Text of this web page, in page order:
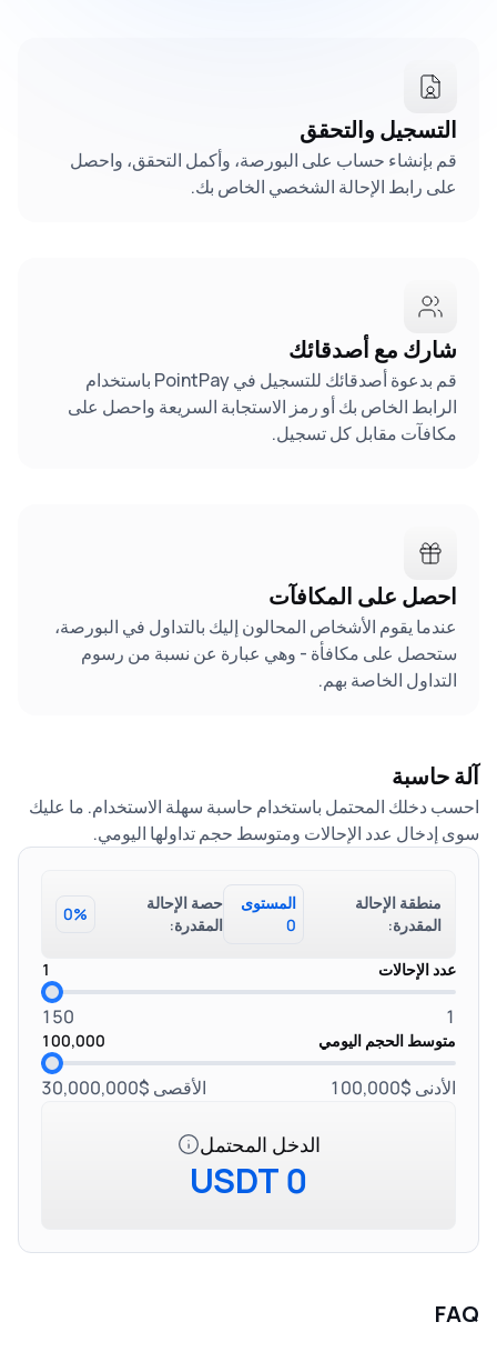
التسجيل والتحقق
قم بإنشاء حساب على البورصة، وأكمل التحقق، واحصل
على رابط الإحالة الشخصي الخاص بك.
شارك مع أصدقائك
قم بدعوة أصدقائك للتسجيل في PointPay باستخدام
الرابط الخاص بك أو رمز الاستجابة السريعة واحصل على
مكافآت مقابل كل تسجيل.
احصل على المكافآت
عندما يقوم الأشخاص المحالون إليك بالتداول في البورصة،
ستحصل على مكافأة - وهي عبارة عن نسبة من رسوم
التداول الخاصة بهم.
آلة حاسبة
احسب دخلك المحتمل باستخدام حاسبة سهلة الاستخدام. ما عليك
سوى إدخال عدد الإحالات ومتوسط ​​حجم تداولها اليومي.
منطقة الإحالة
المقدرة:
المستوى
0
حصة الإحالة
المقدرة:
0%
عدد الإحالات 1
1
150
متوسط ​​الحجم اليومي 100,000
الأدنى $100,000 الأقصى $30,000,000
الدخل المحتمل
0 USDT
FAQ